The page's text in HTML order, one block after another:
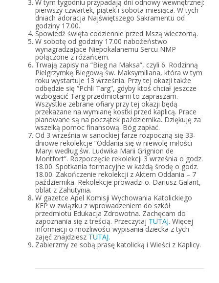
W tym tygodniu przypadają dni odnowy wewnętrznej:
pierwszy czwartek, piątek i sobota miesiąca. W tych
dniach adoracja Najświętszego Sakramentu od
godziny 17.00.
Spowiedź święta codziennie przed Mszą wieczorną.
W sobotę od godziny 17.00 nabożeństwo
wynagradzające Niepokalanemu Sercu NMP
połączone z różańcem.
Trwają zapisy na “Bieg na Maksa”, czyli 6. Rodzinną
Pielgrzymkę Biegową św. Maksymiliana, która w tym
roku wystartuje 13 września. Przy tej okazji także
odbędzie się “Pchli Targ”, gdyby ktoś chciał jeszcze
wzbogacić Targ przedmiotami to zapraszam.
Wszystkie zebrane ofiary przy tej okazji będą
przekazane na wymianę kostki przed kaplicą. Prace
planowane są na początek października. Dziękuję za
wszelką pomoc finansową. Bóg zapłać.
Od 3 września w sanockiej farze rozpoczną się 33-
dniowe rekolekcje “Oddania się w niewolę miłości
Maryi według św. Ludwika Marii Grignion de
Montfort”. Rozpoczęcie rekolekcji 3 września o godz.
18.00. Spotkania formacyjne w każdą środę o godz.
18.00. Zakończenie rekolekcji z Aktem Oddania – 7
października. Rekolekcje prowadzi o. Dariusz Galant,
oblat z Zahutynia.
W gazetce Apel Komisji Wychowania Katolickiego
KEP w związku z wprowadzeniem do szkół
przedmiotu Edukacja Zdrowotna. Zachęcam do
zapoznania się z treścią. Przeczytaj TUTAJ. Więcej
informacji o możliwości wypisania dziecka z tych
zajęć znajdziesz TUTAJ.
Zabierzmy ze sobą prasę katolicką i Wieści z Kaplicy.